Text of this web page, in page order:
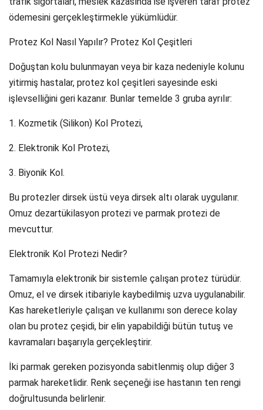
ödemesini gerçekleştirmekle yükümlüdür.
Protez Kol Nasıl Yapılır? Protez Kol Çeşitleri
Doğuştan kolu bulunmayan veya bir kaza nedeniyle kolunu
yitirmiş hastalar, protez kol çeşitleri sayesinde eski
işlevselliğini geri kazanır. Bunlar temelde 3 gruba ayrılır:
1. Kozmetik (Silikon) Kol Protezi,
2. Elektronik Kol Protezi,
3. Biyonik Kol.
Bu protezler dirsek üstü veya dirsek altı olarak uygulanır.
Omuz dezartükilasyon protezi ve parmak protezi de
mevcuttur.
Elektronik Kol Protezi Nedir?
Tamamıyla elektronik bir sistemle çalışan protez türüdür.
Omuz, el ve dirsek itibariyle kaybedilmiş uzva uygulanabilir.
Kas hareketleriyle çalışan ve kullanımı son derece kolay
olan bu protez çeşidi, bir elin yapabildiği bütün tutuş ve
kavramaları başarıyla gerçekleştirir.
İki parmak gereken pozisyonda sabitlenmiş olup diğer 3
parmak hareketlidir. Renk seçeneği ise hastanın ten rengi
doğrultusunda belirlenir.